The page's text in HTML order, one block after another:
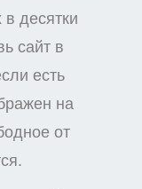
в десятки
сайт в
есть
на
от